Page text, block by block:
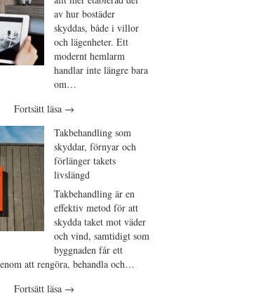
av hur bostäder
skyddas, både i villor
och lägenheter. Ett
modernt hemlarm
handlar inte längre bara
om…
Fortsätt läsa →
Takbehandling som
skyddar, förnyar och
förlänger takets
livslängd
Takbehandling är en
effektiv metod för att
skydda taket mot väder
och vind, samtidigt som
byggnaden får ett
att rengöra, behandla och…
Fortsätt läsa →